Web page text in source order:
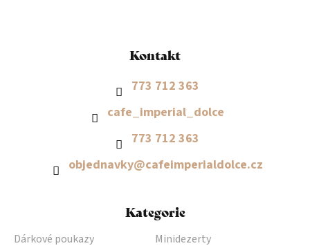
Kontakt
objednavky@cafeimperialdolce.cz
773 712 363
773 712 363
cafe_imperial_dolce
Kategorie
Dárkové poukazy Minidezerty